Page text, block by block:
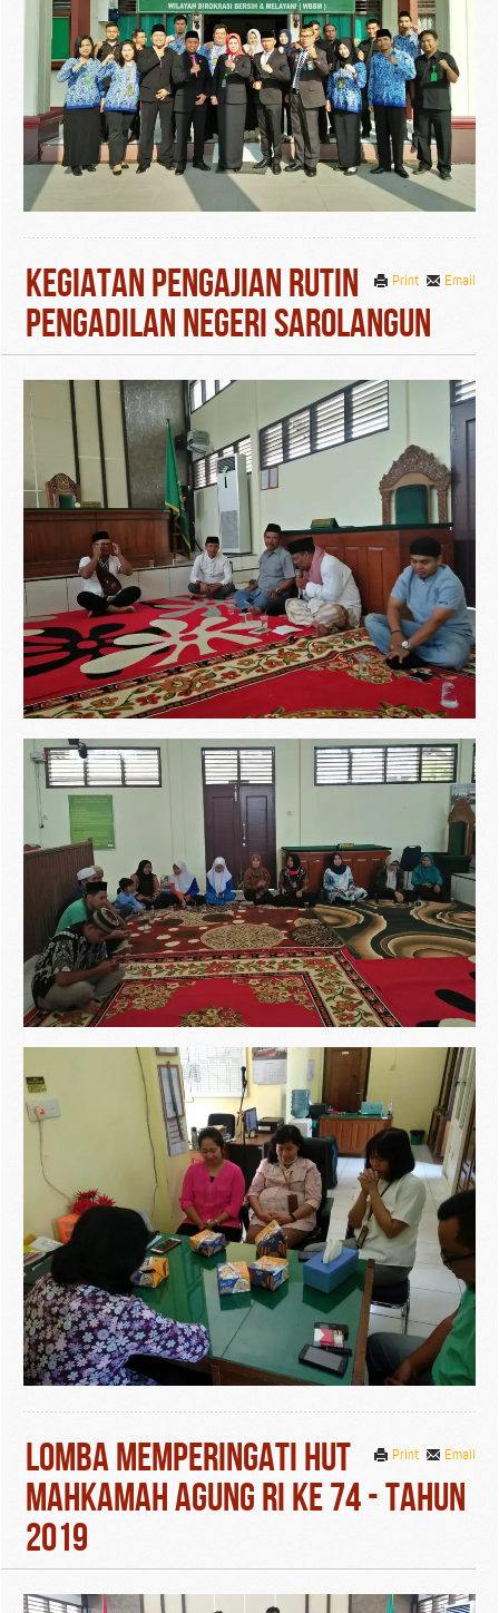
Email
Print
Kegiatan Pengajian Rutin
Pengadilan Negeri Sarolangun
Email
Print
Lomba Memperingati Hut
Mahkamah Agung RI Ke 74 - Tahun
2019